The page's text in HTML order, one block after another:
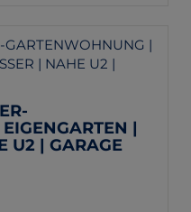
|
U2 | GARAGE